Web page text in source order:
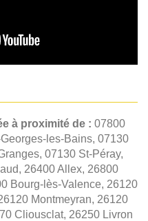
à proximité de : 07800
les-Bains, 07130
07130 St-Péray,
26400 Allex, 26800
Bourg-lès-Valence, 26120
Montmeyran, 26120
Cliousclat, 26250 Livron